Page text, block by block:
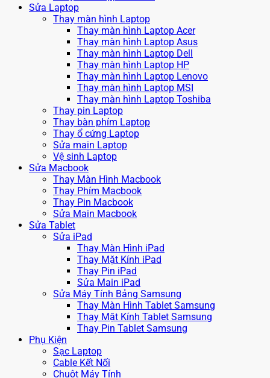
Sửa Laptop
Thay màn hình Laptop
Thay màn hình Laptop Acer
Thay màn hình Laptop Asus
Thay màn hình Laptop Dell
Thay màn hình Laptop HP
Thay màn hình Laptop Lenovo
Thay màn hình Laptop MSI
Thay màn hình Laptop Toshiba
Thay pin Laptop
Thay bàn phím Laptop
Thay ổ cứng Laptop
Sửa main Laptop
Vệ sinh Laptop
Sửa Macbook
Thay Màn Hình Macbook
Thay Phím Macbook
Thay Pin Macbook
Sửa Main Macbook
Sửa Tablet
Sửa iPad
Thay Màn Hình iPad
Thay Mặt Kính iPad
Thay Pin iPad
Sửa Main iPad
Sửa Máy Tính Bảng Samsung
Thay Màn Hình Tablet Samsung
Thay Mặt Kính Tablet Samsung
Thay Pin Tablet Samsung
Phụ Kiện
Sạc Laptop
Cable Kết Nối
Chuột Máy Tính